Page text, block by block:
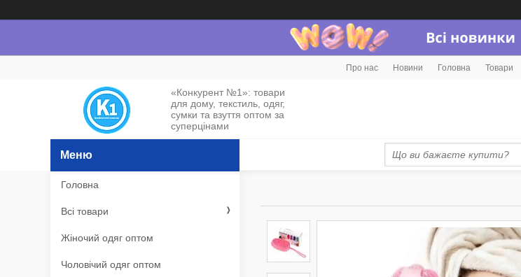
Про нас Новини Головна Товари
«Конкурент №1»: товари
для дому, текстиль, одяг,
сумки та взуття оптом за
суперцінами
Головна
Всі товари
Жіночий одяг оптом
Чоловічий одяг оптом